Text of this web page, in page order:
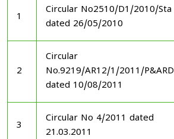
1
Circular No2510/D1/2010/Sta
dated 26/05/2010
2
Circular
No.9219/AR12/1/2011/P&ARD
dated 10/08/2011
3
Circular No 4/2011 dated
21.03.2011